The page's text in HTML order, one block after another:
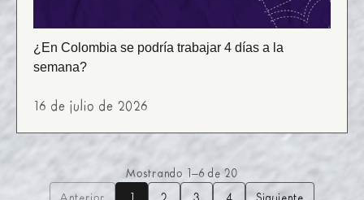
¿En Colombia se podría trabajar 4 días a la
semana?
16 de julio de 2026
Mostrando 1–6 de 20